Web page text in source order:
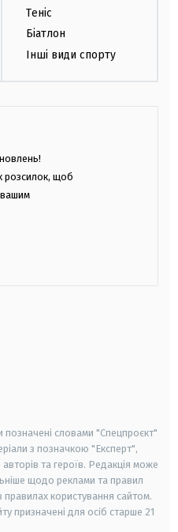
Теніс
Біатлон
Інші види спорту
розсилок, щоб
вашим
позначені словами "Спецпроєкт"
з позначкою "Експерт",
та героїв. Редакція може
щодо реклами та правил
користування сайтом.
призначені для осіб старше 21